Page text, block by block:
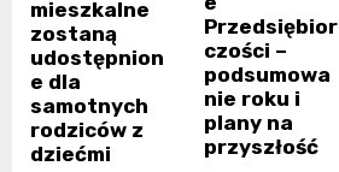
mieszkalne
zostaną
udostępnion
e dla
samotnych
rodziców z
dziećmi
Przedsiębior
czości –
podsumowa
nie roku i
plany na
przyszłość